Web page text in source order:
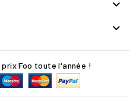


Foo toute l'année !